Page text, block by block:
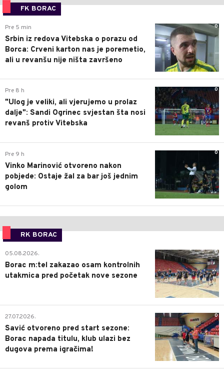
FK BORAC
0
Pre 5 min
Srbin iz redova Vitebska o porazu od
Borca: Crveni karton nas je poremetio,
ali u revanšu nije ništa završeno
0
Pre 8 h
"Ulog je veliki, ali vjerujemo u prolaz
dalje": Sandi Ogrinec svjestan šta nosi
revanš protiv Vitebska
0
Pre 9 h
Vinko Marinović otvoreno nakon
pobjede: Ostaje žal za bar još jednim
golom
RK BORAC
0
05.08.2026.
Borac m:tel zakazao osam kontrolnih
utakmica pred početak nove sezone
0
27.07.2026.
Savić otvoreno pred start sezone:
Borac napada titulu, klub ulazi bez
dugova prema igračima!